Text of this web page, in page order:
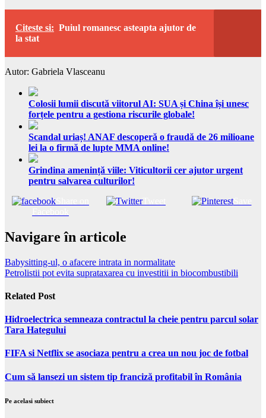
Citeste si: Puiul romanesc asteapta ajutor de
la stat
Autor: Gabriela Vlasceanu
Colosii lumii discută viitorul AI: SUA și China își unesc
forțele pentru a gestiona riscurile globale!
Scandal uriaș! ANAF descoperă o fraudă de 26 milioane
lei la o firmă de lupte MMA online!
Grindina amenință viile: Viticultorii cer ajutor urgent
pentru salvarea culturilor!
Tweet Save
Navigare în articole
Babysitting-ul, o afacere intrata in normalitate
Petrolistii pot evita suprataxarea cu investitii in biocombustibili
Related Post
Hidroelectrica semneaza contractul la cheie pentru parcul solar
Tara Hategului
FIFA si Netflix se asociaza pentru a crea un nou joc de fotbal
Cum să lansezi un sistem tip franciză profitabil în România
Pe acelasi subiect